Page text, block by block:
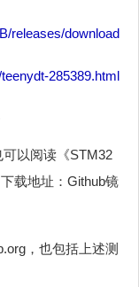
releases/download
285389.html
以阅读《STM32
载地址：Github镜
，也包括上述测